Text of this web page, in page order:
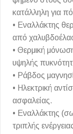
κατάλληλη για
• Εναλλάκτης
από
• Θερμική
υψηλής
• Ράβδος
• Ηλεκτρική
ασφαλείας.
• Εναλλάκτης
τριπλής